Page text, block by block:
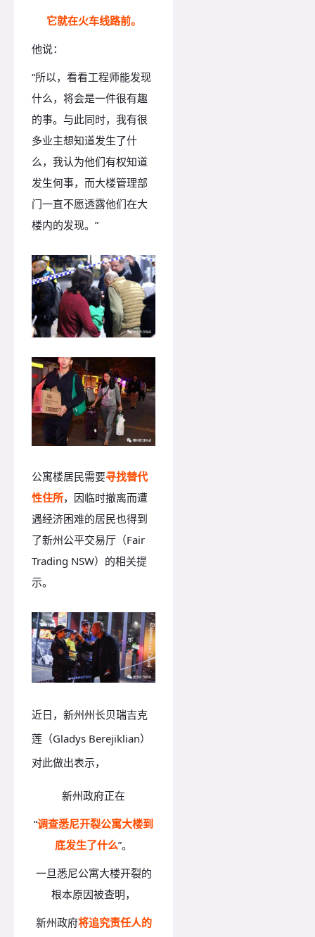
它就在火车线路前。
他说：
“所以，看看工程师能发现
什么，将会是一件很有趣
的事。与此同时，我有很
多业主想知道发生了什
么，我认为他们有权知道
发生何事，而大楼管理部
门一直不愿透露他们在大
楼内的发现。”
公寓楼居民需要寻找替代
性住所，因临时撤离而遭
遇经济困难的居民也得到
了新州公平交易厅（Fair
Trading NSW）的相关提
示。
近日，新州州长贝瑞吉克
莲（Gladys Berejiklian）
对此做出表示，
新州政府正在
“调查悉尼开裂公寓大楼到
底发生了什么”。
一旦悉尼公寓大楼开裂的
根本原因被查明，
新州政府将追究责任人的